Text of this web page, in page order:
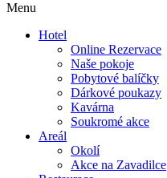
Menu
Hotel
Online Rezervace
Naše pokoje
Pobytové balíčky
Dárkové poukazy
Kavárna
Soukromé akce
Areál
Okolí
Akce na Zavadilce